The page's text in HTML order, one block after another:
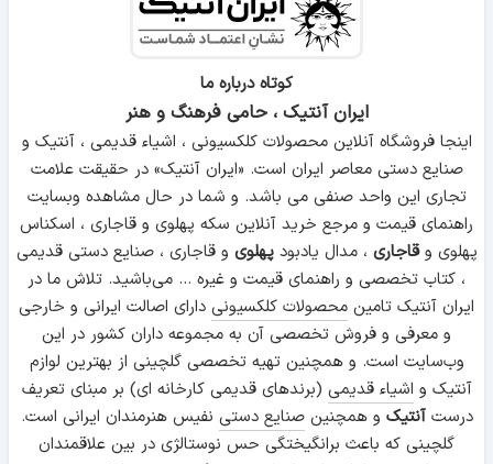
کوتاه درباره ما
ایران آنتیک ، حامی فرهنگ و هنر
اینجا فروشگاه آنلاین محصولات کلکسیونی ، اشیاء قدیمی ، آنتیک و
صنایع دستی معاصر ایران است. «ایران آنتیک» در حقیقت علامت
تجاری این واحد صنفی می باشد. و شما در حال مشاهده وبسایت
راهنمای قیمت و مرجع خرید آنلاین سکه پهلوی و قاجاری ، اسکناس
پهلوی وقاجاری ، مدال یادبودپهلوی و قاجاری ، صنایع دستی قدیمی
، کتاب تخصصی و راهنمای قیمت و غیره ... می‌باشید. تلاش ما در
ایران آنتیک تامین محصولات کلکسیونی دارای اصالت ایرانی و خارجی
و معرفی و فروش تخصصی آن به مجموعه داران کشور در این
وب‌سایت است. و همچنین تهیه تخصصی گلچینی از بهترین لوازم
آنتیک و اشیاء قدیمی (برندهای قدیمی کارخانه ای) بر مبنای تعریف
درستآنتیک و همچنینصنایع دستی نفیس هنرمندان ایرانی است.
گلچینی که باعث برانگیختگی حس نوستالژی در بین علاقمندان